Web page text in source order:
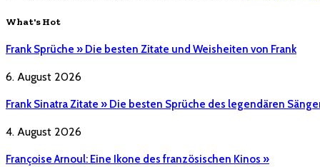
What's Hot
Frank Sprüche » Die besten Zitate und Weisheiten von Frank
6. August 2026
Frank Sinatra Zitate » Die besten Sprüche des legendären
4. August 2026
Françoise Arnoul: Eine Ikone des französischen Kinos »